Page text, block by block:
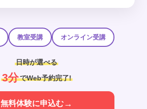
教室受講 オンライン受講
日時が選べる
3分でWeb予約完了!
無料体験に申込む→